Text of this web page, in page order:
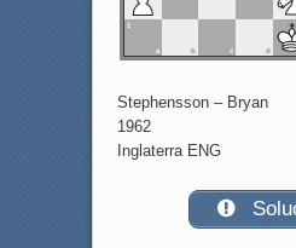
1
a b c d
Stephensson – Bryan
1962
Inglaterra ENG